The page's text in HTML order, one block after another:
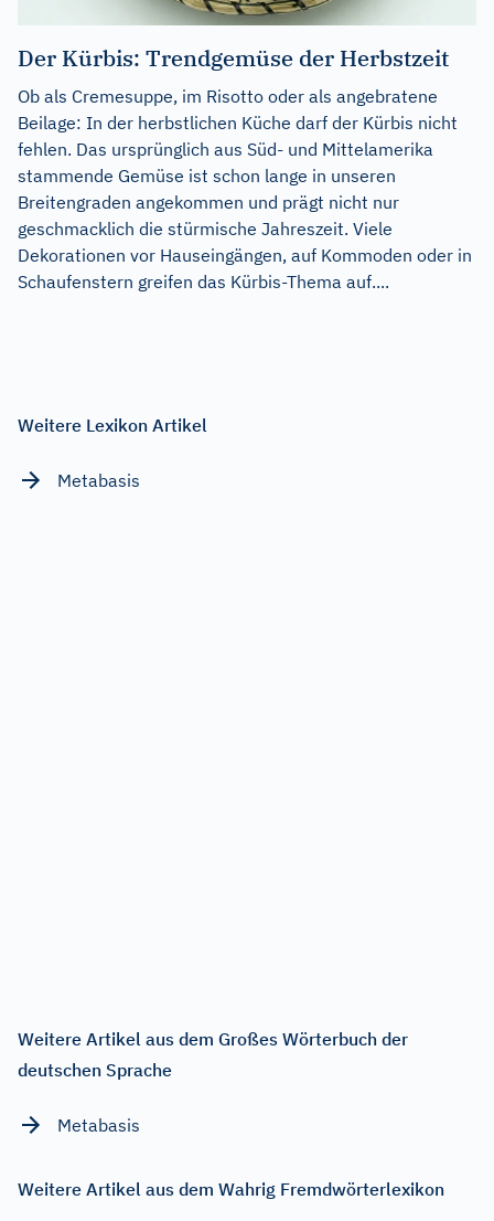
Der Kürbis: Trendgemüse der Herbstzeit
Ob als Cremesuppe, im Risotto oder als angebratene
Beilage: In der herbstlichen Küche darf der Kürbis nicht
fehlen. Das ursprünglich aus Süd- und Mittelamerika
stammende Gemüse ist schon lange in unseren
Breitengraden angekommen und prägt nicht nur
geschmacklich die stürmische Jahreszeit. Viele
Dekorationen vor Hauseingängen, auf Kommoden oder in
Schaufenstern greifen das Kürbis-Thema auf....
Weitere Lexikon Artikel
Metabasis
Weitere Artikel aus dem Großes Wörterbuch der
deutschen Sprache
Metabasis
Weitere Artikel aus dem Wahrig Fremdwörterlexikon